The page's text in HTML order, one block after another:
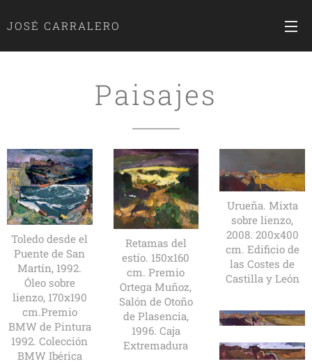
JOSÉ CARRALERO
Paisajes
Toledo desde el
Puente de San
Martín, 1992.
Óleo sobre
lienzo, 170x190
cm.Premio
BMW de Pintura
1992. Colección
BMW Ibérica
Retamas del
estío. 150x160
cm. Premio
Ortega Muñoz,
Salón de Otoño
de Plasencia,
1996. Caja
Extremadura
Urueña. Mixta
sobre lienzo,
2008. 200x400
cm. Edificio de
las Costes de
Castilla y León